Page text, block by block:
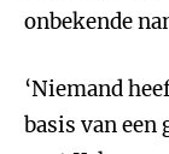
onbekende
‘Niemand
basis van een